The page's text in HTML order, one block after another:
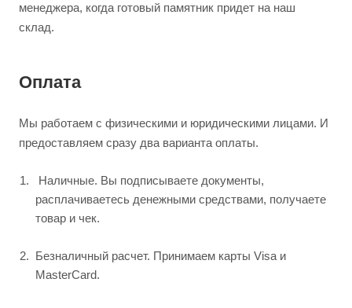
менеджера, когда готовый памятник придет на наш
склад.
Оплата
Мы работаем с физическими и юридическими лицами. И
предоставляем сразу два варианта оплаты.
Наличные. Вы подписываете документы,
расплачиваетесь денежными средствами, получаете
товар и чек.
Безналичный расчет. Принимаем карты Visa и
MasterCard.